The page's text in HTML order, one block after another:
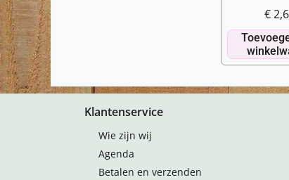
€
Klantenservice
Wie zijn wij
Agenda
Betalen en verzenden